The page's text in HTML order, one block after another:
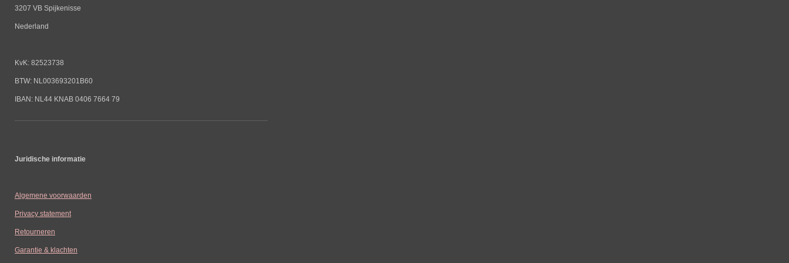
3207 VB Spijkenisse
Nederland
KvK: 82523738
BTW: NL003693201B60
IBAN: NL44 KNAB 0406 7664 79
Juridische informatie
Algemene voorwaarden
Privacy statement
Retourneren
Garantie & klachten